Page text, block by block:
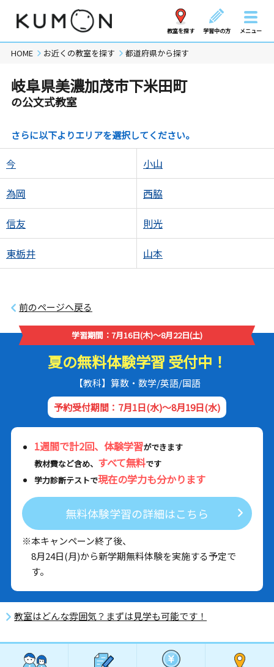
教室を探す 学習中の方 メニュー
HOME お近くの教室を探す 都道府県から探す
岐阜県美濃加茂市下米田町
の公文式教室
さらに以下よりエリアを選択してください。
今 小山
為岡 西脇
信友 則光
東栃井 山本
前のページへ戻る
学習期間：7月16日(木)～8月22日(土)
夏の無料体験学習 受付中！
【教科】算数・数学/英語/国語
予約受付期間：7月1日(水)～8月19日(水)
1週間で計2回、体験学習ができます
教材費など含め、 すべて無料です
学力診断テストで現在の学力も分かります
無料体験学習の詳細はこちら
※本キャンペーン終了後、
8月24日(月)から新学期無料体験を実施する予定で
す。
教室はどんな雰囲気？まずは見学も可能です！